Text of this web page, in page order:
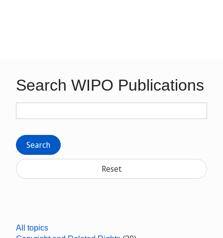
Search WIPO Publications
Search
Reset
All topics